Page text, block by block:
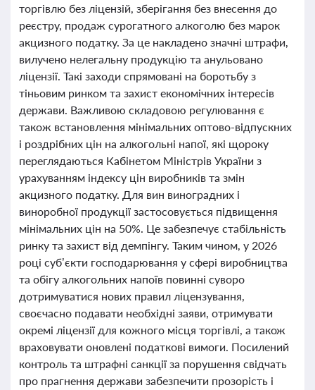
торгівлю без ліцензій, зберігання без внесення до
реєстру, продаж сурогатного алкоголю без марок
акцизного податку. За це накладено значні штрафи,
вилучено нелегальну продукцію та анульовано
ліцензії. Такі заходи спрямовані на боротьбу з
тіньовим ринком та захист економічних інтересів
держави. Важливою складовою регулювання є
також встановлення мінімальних оптово-відпускних
і роздрібних цін на алкогольні напої, які щороку
переглядаються Кабінетом Міністрів України з
урахуванням індексу цін виробників та змін
акцизного податку. Для вин виноградних і
виноробної продукції застосовується підвищення
мінімальних цін на 50%. Це забезпечує стабільність
ринку та захист від демпінгу. Таким чином, у 2026
році суб’єкти господарювання у сфері виробництва
та обігу алкогольних напоїв повинні суворо
дотримуватися нових правил ліцензування,
своєчасно подавати необхідні заяви, отримувати
окремі ліцензії для кожного місця торгівлі, а також
враховувати оновлені податкові вимоги. Посилений
контроль та штрафні санкції за порушення свідчать
про прагнення держави забезпечити прозорість і